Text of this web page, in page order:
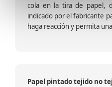
cola en la tira de papel,
indicado por el fabricante
haga reacción y permita
Papel pintado tejido no